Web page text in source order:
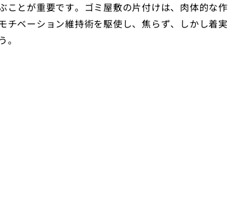
ことが重要です。ゴミ屋敷の片付けは、肉体的な作
チベーション維持術を駆使し、焦らず、しかし着実